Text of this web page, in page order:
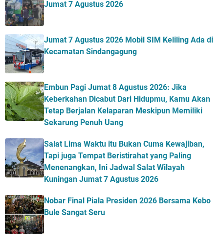
Jumat 7 Agustus 2026
Jumat 7 Agustus 2026 Mobil SIM Keliling Ada di
Kecamatan Sindangagung
Embun Pagi Jumat 8 Agustus 2026: Jika
Keberkahan Dicabut Dari Hidupmu, Kamu Akan
Tetap Berjalan Kelaparan Meskipun Memiliki
Sekarung Penuh Uang
Salat Lima Waktu itu Bukan Cuma Kewajiban,
Tapi juga Tempat Beristirahat yang Paling
Menenangkan, Ini Jadwal Salat Wilayah
Kuningan Jumat 7 Agustus 2026
Nobar Final Piala Presiden 2026 Bersama Kebo
Bule Sangat Seru